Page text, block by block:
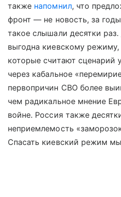
также напомнил, что
фронт — не новость, за
такое слышали десятки
выгодна киевскому
которые считают сценарий
через кабальное
первопричин СВО более
чем радикальное мнение
войне. Россия также
неприемлемость
Спасать киевский режим